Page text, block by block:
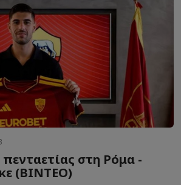
στη Ρόμα -
(BINTEΟ)